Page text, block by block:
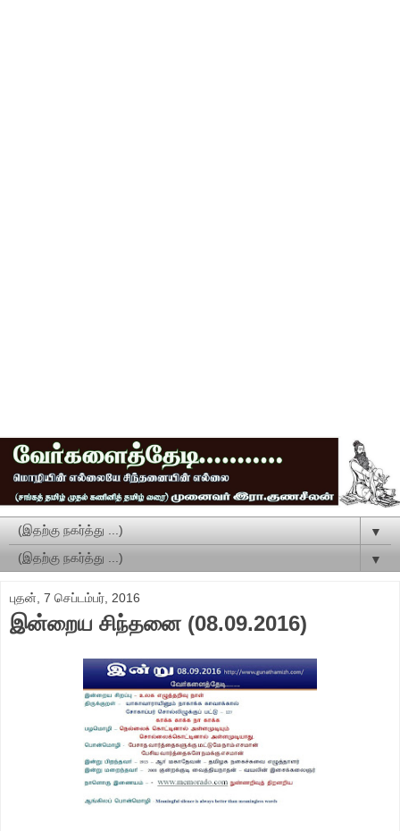
▼
▼
புதன், 7 செப்டம்பர், 2016
இன்றைய சிந்தனை (08.09.2016)